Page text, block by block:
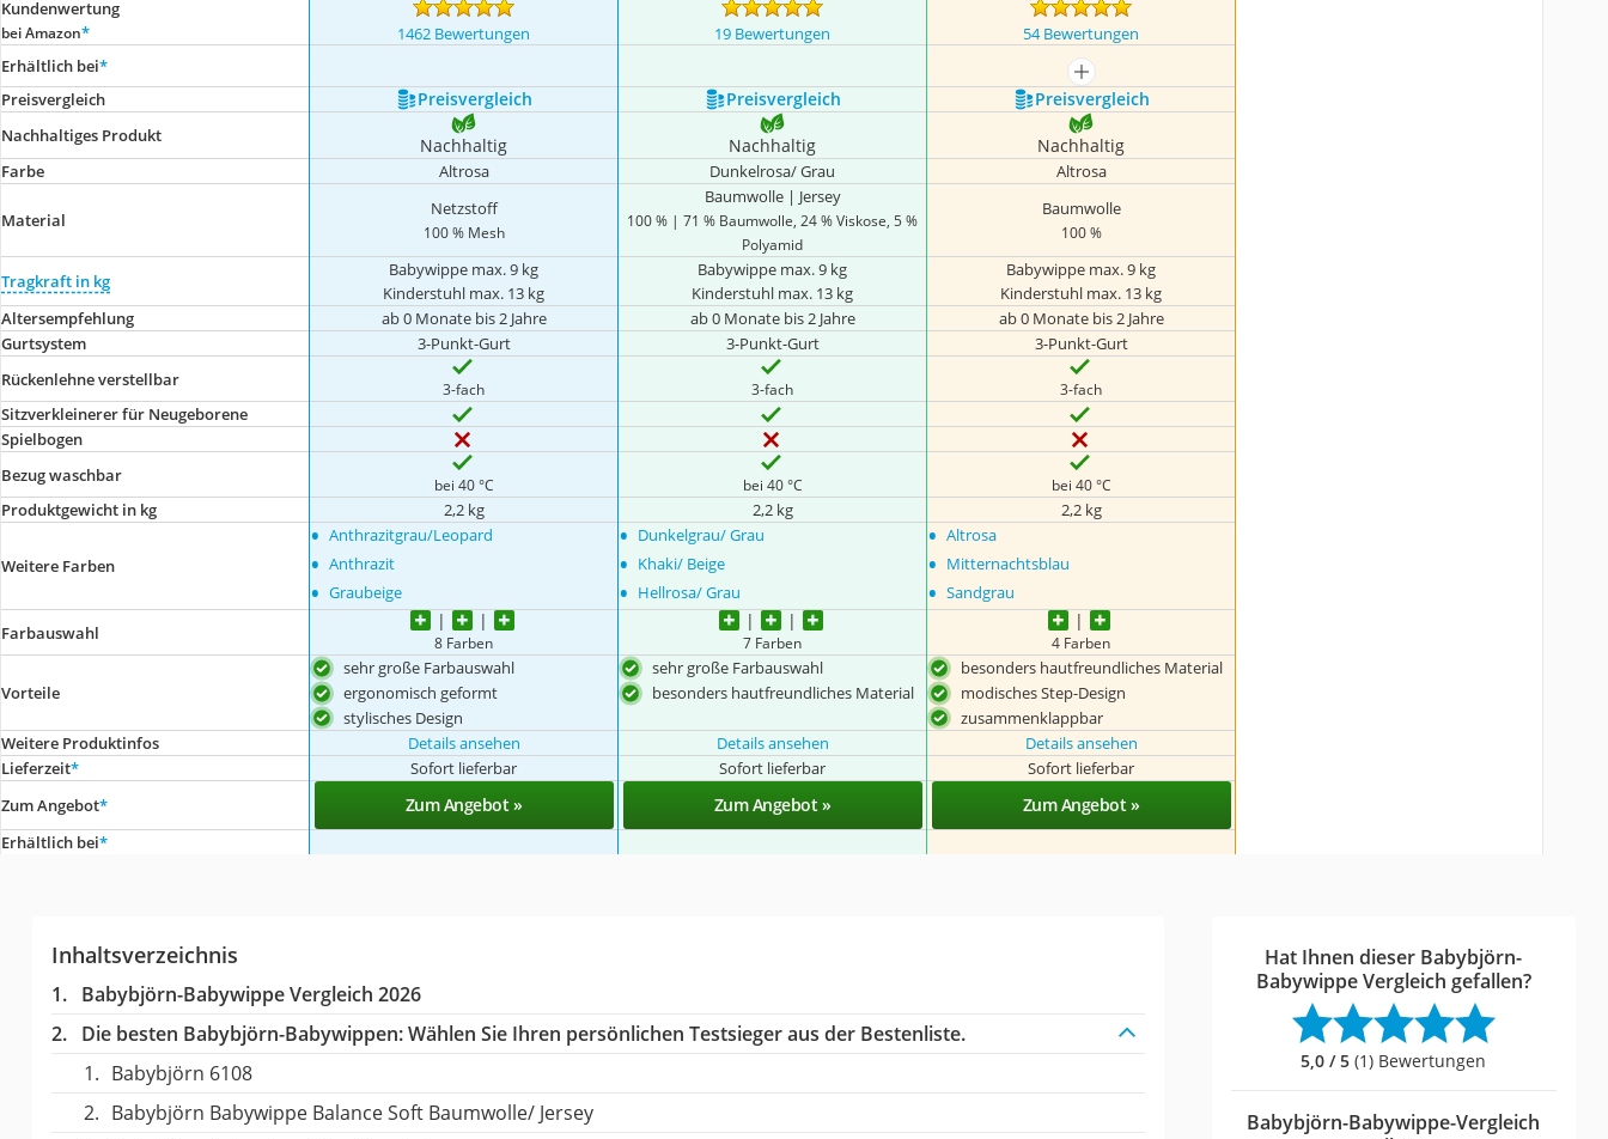
Kundenwertung
bei Amazon* 1462 Bewertungen 19 Bewertungen
54 Bewertungen
Erhältlich bei*
mehr anzeigen
Preis­vergleich
Preis­vergleich Preis­vergleich Preis­vergleich
Nachhaltiges Produkt Nachhaltig Nachhaltig Nachhaltig
Farbe Altrosa Dunkelrosa/ Grau Altrosa
Material
Netzstoff
100 % Mesh
Baumwolle | Jersey
100 % | 71 % Baumwolle, 24 % Viskose, 5 %
Polyamid
Baumwolle
100 %
Tragkraft in kg
Babywippe max. 9 kg
Kinderstuhl max. 13 kg
Babywippe max. 9 kg
Kinderstuhl max. 13 kg
Babywippe max. 9 kg
Kinderstuhl max. 13 kg
Altersempfehlung
ab 0 Monate bis 2 Jahre ab 0 Monate bis 2 Jahre
ab 0 Monate bis 2 Jahre
Gurtsystem
3-Punkt-Gurt 3-Punkt-Gurt
3-Punkt-Gurt
Rückenlehne verstellbar
3-fach 3-fach 3-fach
Sitzverkleinerer für Neugeborene
Spielbogen
Bezug waschbar
bei 40 °C bei 40 °C bei 40 °C
Produktgewicht in kg 2,2 kg 2,2 kg 2,2 kg
Weitere Farben
• Anthrazitgrau/Leopard
• Anthrazit
• Graubeige
• Dunkelgrau/ Grau
• Khaki/ Beige
• Hellrosa/ Grau
• Altrosa
• Mitternachtsblau
• Sandgrau
Farbauswahl
8 Farben 7 Farben 4 Farben
Vorteile
sehr große Farbauswahl
ergonomisch geformt
stylisches Design
sehr große Farbauswahl
besonders hautfreundliches Material
besonders hautfreundliches Material
modisches Step-Design
zusammenklappbar
Weitere Produktinfos
Details ansehen Details ansehen
Details ansehen
Lieferzeit* Sofort lieferbar Sofort lieferbar
Sofort lieferbar
Zum Angebot* Zum Angebot » Zum Angebot » Zum Angebot »
Erhältlich bei*
Inhaltsverzeichnis
Babybjörn-Babywippe Vergleich 2026
Die besten Babybjörn-Babywippen:Wählen Sie Ihren persönlichen Testsieger aus der Bestenliste.
Babybjörn 6108
Babybjörn Babywippe Balance Soft Baumwolle/ Jersey
Hat Ihnen dieser Babybjörn-
Babywippe Vergleich gefallen?
5,0 / 5 (1) Bewertungen
Babybjörn-Babywippe-Vergleich